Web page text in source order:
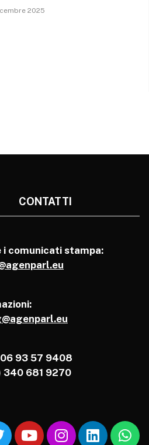
2025
CONTATTI
i comunicati stampa:
93 57 9408
340 681 9270